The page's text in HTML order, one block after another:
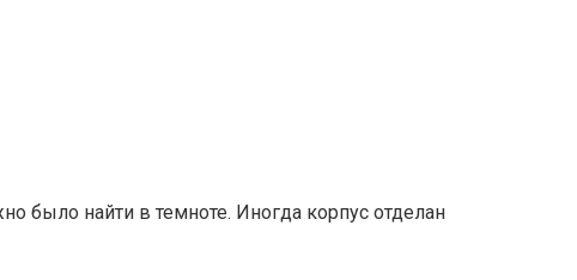
было найти в темноте. Иногда корпус отделан